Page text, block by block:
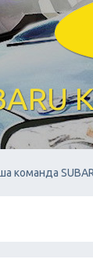
команда